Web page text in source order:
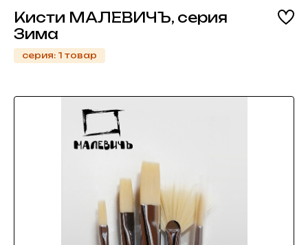
Кисти МАЛЕВИЧЪ, серия
Зима
серия: 1 товар